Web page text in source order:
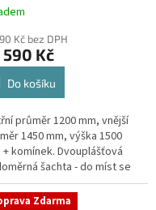
Kč bez DPH
590 Kč
Do košíku
průměr 1200 mm, vnější
1450 mm, výška 1500
+ komínek. Dvouplášťová
šachta - do míst se
vodou, pojízdná i pod
stáníStandardní...
Zdarma